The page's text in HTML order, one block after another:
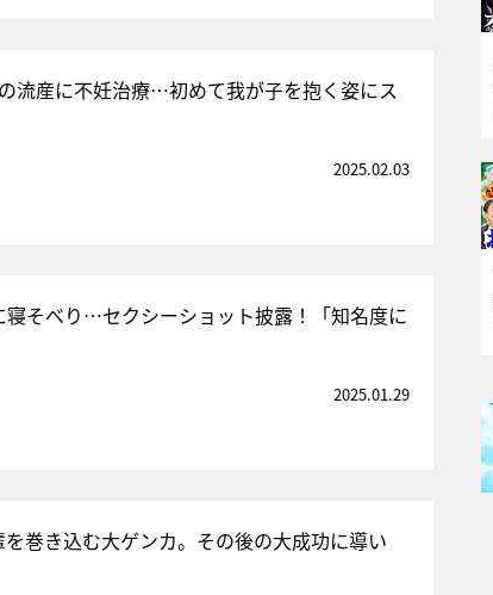
流産に不妊治療…初めて我が子を抱く姿にス
2025.02.03
そべり…セクシーショット披露！「知名度に
2025.01.29
巻き込む大ゲンカ。その後の大成功に導い